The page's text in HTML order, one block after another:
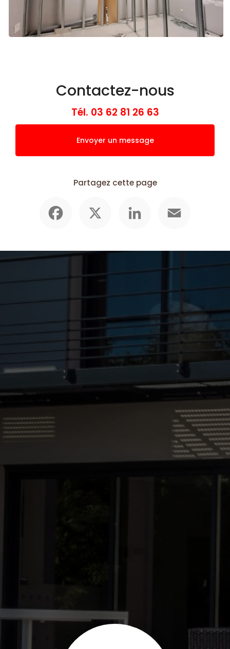
Contactez-nous
Tél. 03 62 81 26 63
Envoyer un message
Partagez cette page